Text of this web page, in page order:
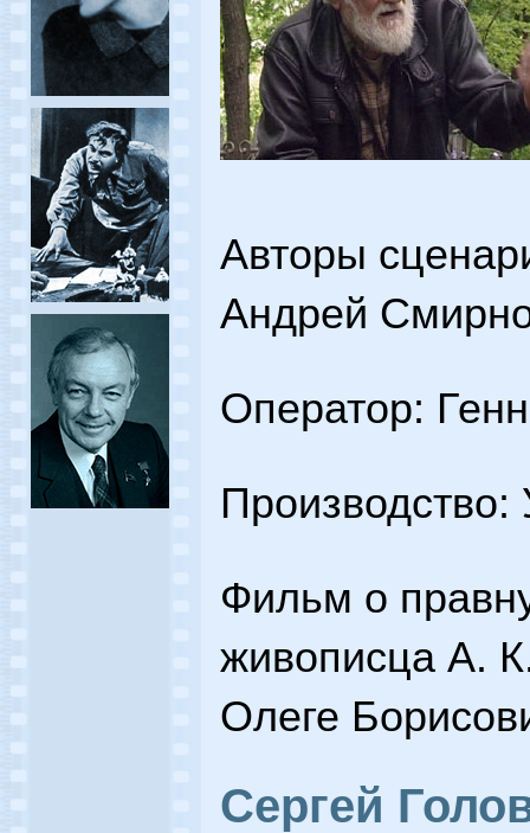
Авторы
Андрей
Оператор:
Фильм о
живописца А.
Олеге
Сергей